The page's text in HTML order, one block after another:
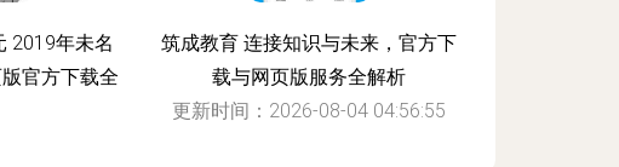
2019年未名
官方下载全
筑成教育 连接知识与未来，官方下
载与网页版服务全解析
更新时间：2026-08-04 04:56:55